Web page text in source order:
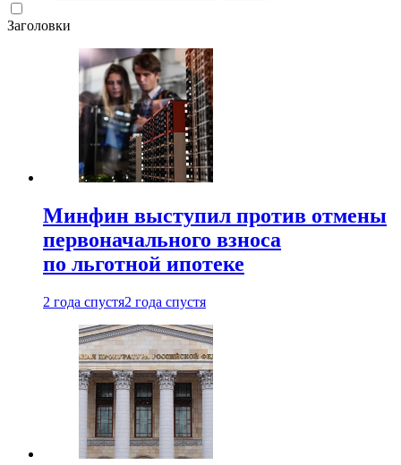
Заголовки
Минфин выступил против отмены
первоначального взноса
по льготной ипотеке
2 года спустя2 года спустя